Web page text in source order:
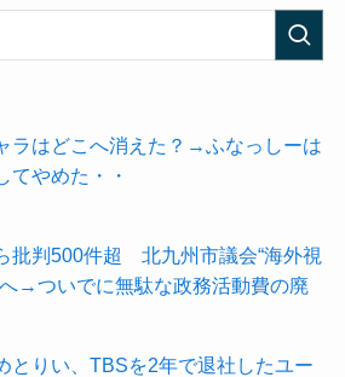
ラはどこへ消えた？→ふなっしーは
てやめた・・
批判500件超 北九州市議会“海外視
→ついでに無駄な政務活動費の廃
とりい、TBSを2年で退社したユー